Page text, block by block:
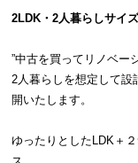
2LDK・2人暮らしサイ
”中古を買ってリノベー
2人暮らしを想定して設
開いたします。
ゆったりとしたLDK＋
ス…